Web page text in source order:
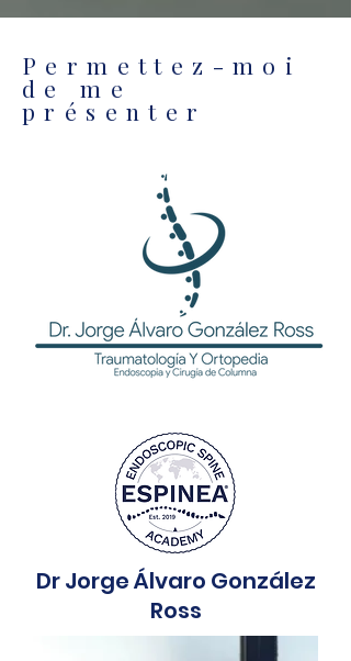
Permettez-moi
de me
présenter
Dr Jorge Álvaro González
Ross